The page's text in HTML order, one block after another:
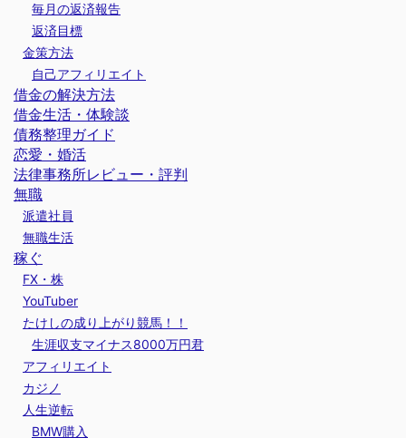
毎月の返済報告
返済目標
金策方法
自己アフィリエイト
借金の解決方法
借金生活・体験談
債務整理ガイド
恋愛・婚活
法律事務所レビュー・評判
無職
派遣社員
無職生活
稼ぐ
FX・株
YouTuber
たけしの成り上がり競馬！！
生涯収支マイナス8000万円君
アフィリエイト
カジノ
人生逆転
BMW購入